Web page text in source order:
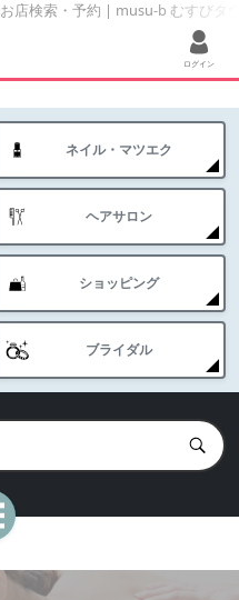
店検索・予約 | musu-b むすびタ
ログイン
ネイル・マツエク
ヘアサロン
ショッピング
ブライダル